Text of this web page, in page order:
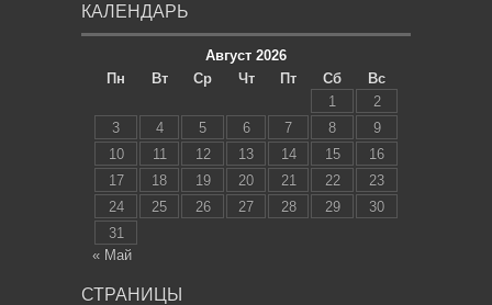
КАЛЕНДАРЬ
Август 2026
Пн
Вт Ср Чт Пт Сб
Вс
1
2
3
4 5 6 7 8
9
10
11 12 13 14 15
16
17
18 19 20 21 22
23
24
25 26 27 28 29
30
31
« Май
СТРАНИЦЫ